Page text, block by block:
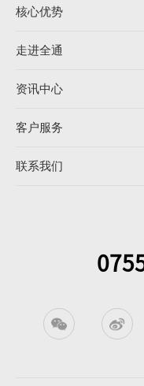
核心优势
走进全通
资讯中心
客户服务
联系我们